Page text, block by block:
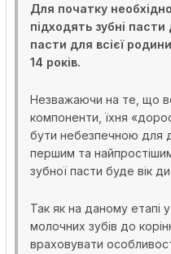
Для початку
підходять зубні
пасти для всієї
14 років.
Незважаючи на те, що
компоненти, їхня
бути небезпечною для
першим та
зубної пасти буде вік
Так як на даному етапі
молочних зубів до
враховувати